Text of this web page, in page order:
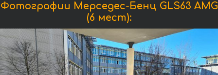
Фотографии Мерседес-Бенц GLS63 AMG
(6 мест):